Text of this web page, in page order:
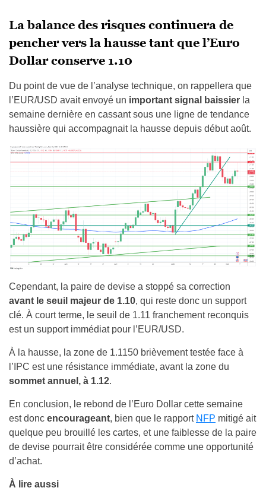
La balance des risques continuera de
pencher vers la hausse tant que l’Euro
Dollar conserve 1.10
Du point de vue de l’analyse technique, on rappellera que
l’EUR/USD avait envoyé un important signal baissier la
semaine dernière en cassant sous une ligne de tendance
haussière qui accompagnait la hausse depuis début août.
Cependant, la paire de devise a stoppé sa correction
avant le seuil majeur de 1.10, qui reste donc un support
clé. À court terme, le seuil de 1.11 franchement reconquis
est un support immédiat pour l’EUR/USD.
À la hausse, la zone de 1.1150 brièvement testée face à
l’IPC est une résistance immédiate, avant la zone du
sommet annuel, à 1.12.
En conclusion, le rebond de l’Euro Dollar cette semaine
est donc encourageant, bien que le rapport NFP mitigé ait
quelque peu brouillé les cartes, et une faiblesse de la paire
de devise pourrait être considérée comme une opportunité
d’achat.
À lire aussi